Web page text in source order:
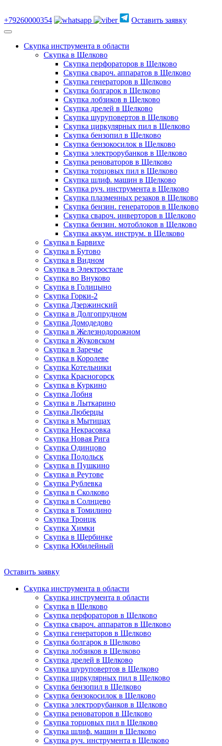
+79260000354 Оставить заявку
Скупка инструмента в области
Скупка в Щелково
Скупка перфораторов в Щелково
Скупка свароч. аппаратов в Щелково
Скупка генераторов в Щелково
Скупка болгарок в Щелково
Скупка лобзиков в Щелково
Скупка дрелей в Щелково
Скупка шуруповертов в Щелково
Скупка циркулярных пил в Щелково
Скупка бензопил в Щелково
Скупка бензокосилок в Щелково
Скупка электрорубанков в Щелково
Скупка реноваторов в Щелково
Скупка торцовых пил в Щелково
Скупка шлиф. машин в Щелково
Скупка руч. инструмента в Щелково
Скупка плазменных резаков в Щелково
Скупка бензин. генераторов в Щелково
Скупка свароч. инверторов в Щелково
Скупка бензин. мотоблоков в Щелково
Скупка аккум. инструм. в Щелково
Скупка в Барвихе
Скупка в Бутово
Скупка в Видном
Скупка в Электростале
Скупка во Внуково
Скупка в Голицыно
Скупка Горки-2
Скупка Дзержинский
Скупка в Долгопрудном
Скупка Домодедово
Скупка в Железнодорожном
Скупка в Жуковском
Скупка в Заречье
Скупка в Королеве
Скупка Котельники
Скупка Красногорск
Скупка в Куркино
Скупка Лобня
Скупка в Лыткарино
Скупка Люберцы
Скупка в Мытищах
Скупка Некрасовка
Скупка Новая Рига
Скупка Одинцово
Скупка Подольск
Скупка в Пушкино
Скупка в Реутове
Скупка Рублевка
Скупка в Сколково
Скупка в Солнцево
Скупка в Томилино
Скупка Троицк
Скупка Химки
Скупка в Щербинке
Скупка Юбилейный
Оставить заявку
Скупка инструмента в области
Скупка инструмента в области
Скупка в Щелково
Скупка перфораторов в Щелково
Скупка свароч. аппаратов в Щелково
Скупка генераторов в Щелково
Скупка болгарок в Щелково
Скупка лобзиков в Щелково
Скупка дрелей в Щелково
Скупка шуруповертов в Щелково
Скупка циркулярных пил в Щелково
Скупка бензопил в Щелково
Скупка бензокосилок в Щелково
Скупка электрорубанков в Щелково
Скупка реноваторов в Щелково
Скупка торцовых пил в Щелково
Скупка шлиф. машин в Щелково
Скупка руч. инструмента в Щелково